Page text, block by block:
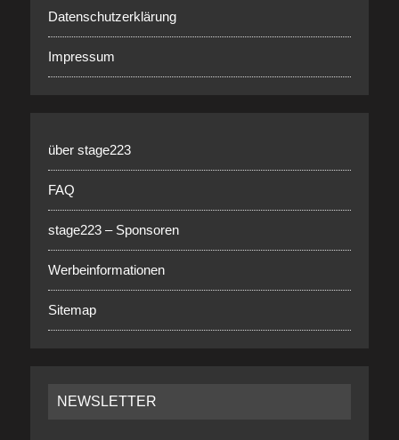
Datenschutzerklärung
Impressum
über stage223
FAQ
stage223 – Sponsoren
Werbeinformationen
Sitemap
NEWSLETTER